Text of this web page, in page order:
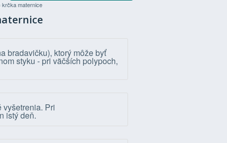
maternice
bradavičku), ktorý môže byť
styku - pri väčších polypoch,
Pri
istý deň.